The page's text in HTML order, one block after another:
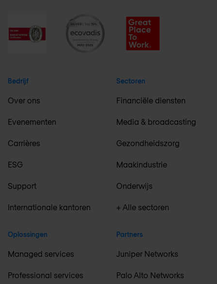
Bedrijf
Over ons
Evenementen
Carrières
ESG
Support
Internationale kantoren
Oplossingen
Managed services
Professional services
Sectoren
Financiële diensten
Media & broadcasting
Gezondheidszorg
Maakindustrie
Onderwijs
+ Alle sectoren
Partners
Juniper Networks
Palo Alto Networks